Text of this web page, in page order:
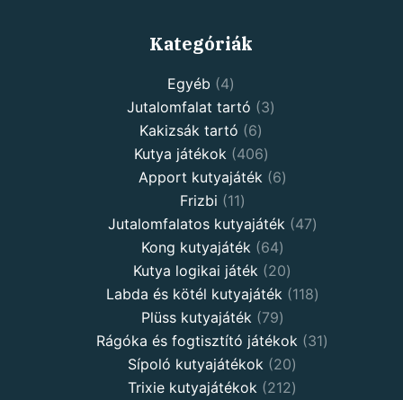
Kategóriák
Egyéb
4
Jutalomfalat tartó
3
Kakizsák tartó
6
Kutya játékok
406
Apport kutyajáték
6
Frizbi
11
Jutalomfalatos kutyajáték
47
Kong kutyajáték
64
Kutya logikai játék
20
Labda és kötél kutyajáték
118
Plüss kutyajáték
79
Rágóka és fogtisztító játékok
31
Sípoló kutyajátékok
20
Trixie kutyajátékok
212